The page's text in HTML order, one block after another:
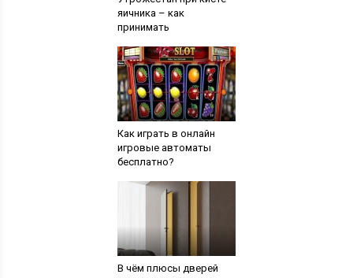
яичника – как
принимать
Как играть в онлайн
игровые автоматы
бесплатно?
В чём плюсы дверей